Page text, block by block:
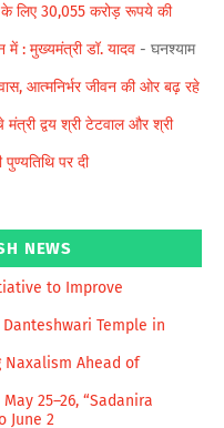
लिए 30,055 करोड़ रूपये की
में : मुख्यमंत्री डॉ. यादव - घनश्याम
आत्मनिर्भर जीवन की ओर बढ़ रहे
द्वय श्री टेटवाल और श्री
पर दी
NEWS
to Improve
Temple in
Naxalism Ahead of
25–26, “Sadanira
June 2